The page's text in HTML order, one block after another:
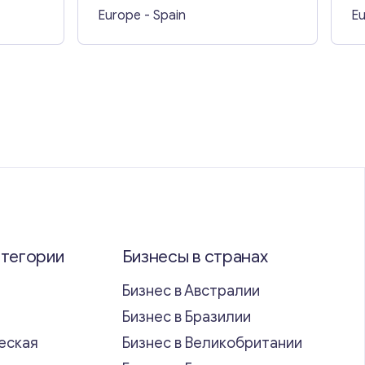
Europe - Spain
Бизнесы в странах
Бизнес в Австралии
Бизнес в Бразилии
Бизнес в Великобритании